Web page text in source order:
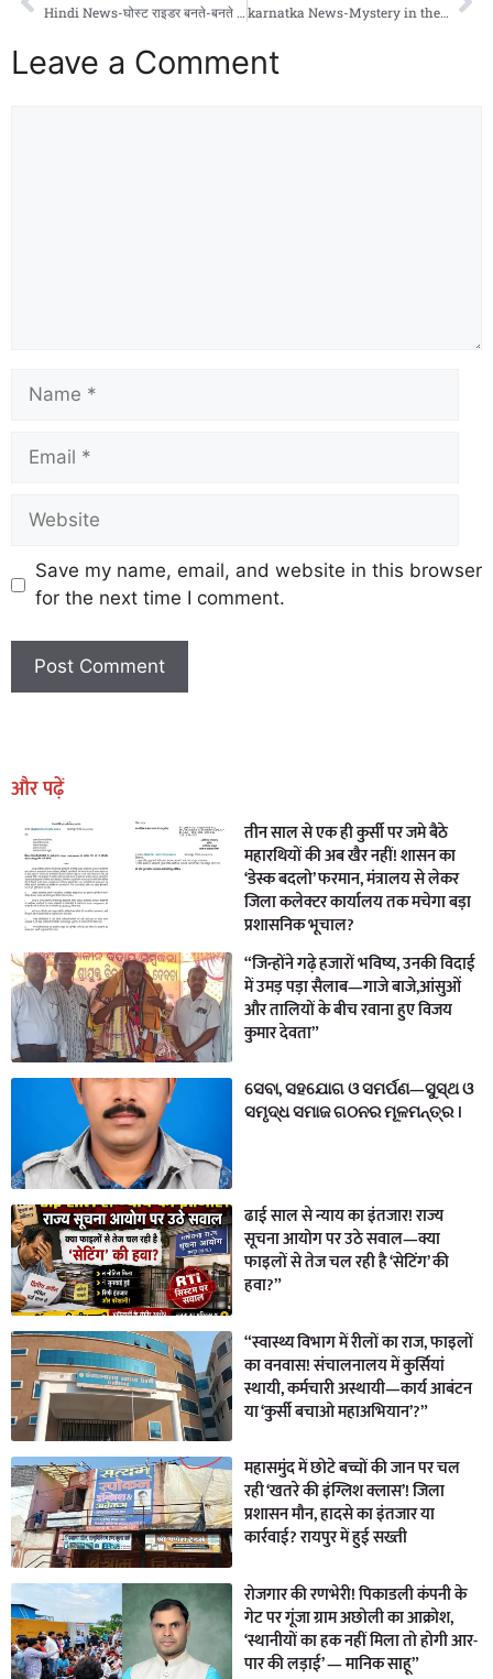
Hindi News-घोस्ट राइडर बनते-बनते मौत से लौटा!” – लाइटर को दांतों से तोड़ते ही आग का गोला बना चेहरा, कैमरे पर कैद हुआ खौफनाक मंजर! karnatka News-Mystery in the Hills: Russian Woman and Her Daughters Rescued from Gokarna Cave After Years in Seclusion!
Leave a Comment
Save my name, email, and website in this browser
for the next time I comment.
और पढ़ें
तीन साल से एक ही कुर्सी पर जमे बैठे
महारथियों की अब खैर नहीं! शासन का
‘डेस्क बदलो’ फरमान, मंत्रालय से लेकर
जिला कलेक्टर कार्यालय तक मचेगा बड़ा
प्रशासनिक भूचाल?
“जिन्होंने गढ़े हजारों भविष्य, उनकी विदाई
में उमड़ पड़ा सैलाब—गाजे बाजे,आंसुओं
और तालियों के बीच रवाना हुए विजय
कुमार देवता”
ସେବା, ସହଯୋଗ ଓ ସମର୍ପଣ—ସୁସ୍ଥ ଓ
ସମୃଦ୍ଧ ସମାଜ ଗଠନର ମୂଳମନ୍ତ୍ର ।
ढाई साल से न्याय का इंतजार! राज्य
सूचना आयोग पर उठे सवाल—क्या
फाइलों से तेज चल रही है ‘सेटिंग’ की
हवा?”
“स्वास्थ्य विभाग में रीलों का राज, फाइलों
का वनवास! संचालनालय में कुर्सियां
स्थायी, कर्मचारी अस्थायी—कार्य आबंटन
या ‘कुर्सी बचाओ महाअभियान’?”
महासमुंद में छोटे बच्चों की जान पर चल
रही ‘खतरे की इंग्लिश क्लास’! जिला
प्रशासन मौन, हादसे का इंतजार या
कार्रवाई? रायपुर में हुई सख्ती
रोजगार की रणभेरी! पिकाडली कंपनी के
गेट पर गूंजा ग्राम अछोली का आक्रोश,
‘स्थानीयों का हक नहीं मिला तो होगी आर-
पार की लड़ाई’ — मानिक साहू”